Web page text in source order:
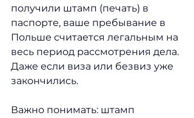
получили штамп (печать) в
паспорте, ваше пребывание в
Польше считается легальным на
весь период рассмотрения дела.
Даже если виза или безвиз уже
закончились.
Важно понимать: штамп